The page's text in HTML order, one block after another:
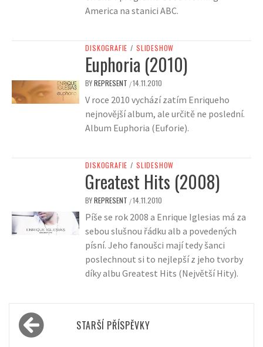
America na stanici ABC.
DISKOGRAFIE / SLIDESHOW
Euphoria (2010)
BYREPRESENT /14.11.2010
V roce 2010 vychází zatím Enriqueho
nejnovější album, ale určitě ne poslední.
Album Euphoria (Euforie).
DISKOGRAFIE / SLIDESHOW
Greatest Hits (2008)
BYREPRESENT /14.11.2010
Píše se rok 2008 a Enrique Iglesias má za
sebou slušnou řádku alb a povedených
písní. Jeho fanoušci mají tedy šanci
poslechnout si to nejlepší z jeho tvorby
díky albu Greatest Hits (Největší Hity).
Navigace
pro STARŠÍ PŘÍSPĚVKY